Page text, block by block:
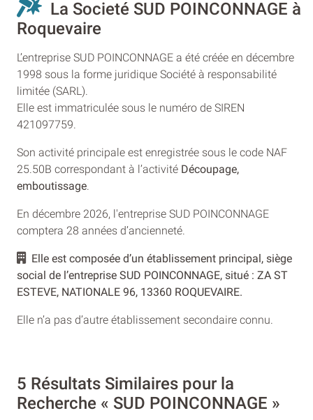
La Societé SUD POINCONNAGE à
Roquevaire
L’entreprise SUD POINCONNAGE a été créée en décembre
1998 sous la forme juridique Société à responsabilité
limitée (SARL).
Elle est immatriculée sous le numéro de SIREN
421097759.
Son activité principale est enregistrée sous le code NAF
25.50B correspondant à l’activité Découpage,
emboutissage
En décembre 2026, l'entreprise SUD POINCONNAGE
comptera 28 années d’ancienneté.
Elle est composée d’un établissement principal, siège
social de l’entreprise SUD POINCONNAGE, situé : ZA ST
ESTEVE, NATIONALE 96, 13360 ROQUEVAIRE.
Elle n’a pas d’autre établissement secondaire connu.
5 Résultats Similaires pour la
Recherche « SUD POINCONNAGE »